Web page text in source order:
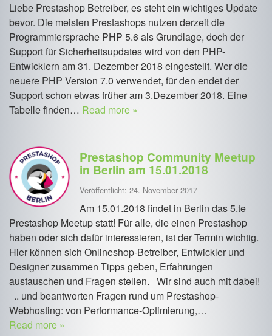
Liebe Prestashop Betreiber, es steht ein wichtiges Update
bevor. Die meisten Prestashops nutzen derzeit die
Programmiersprache PHP 5.6 als Grundlage, doch der
Support für Sicherheitsupdates wird von den PHP-
Entwicklern am 31. Dezember 2018 eingestellt. Wer die
neuere PHP Version 7.0 verwendet, für den endet der
Support schon etwas früher am 3.Dezember 2018. Eine
Tabelle finden… Read more »
Prestashop Community Meetup
in Berlin am 15.01.2018
Veröffentlicht: 24. November 2017
Am 15.01.2018 findet in Berlin das 5.te
Prestashop Meetup statt! Für alle, die einen Prestashop
haben oder sich dafür interessieren, ist der Termin wichtig.
Hier können sich Onlineshop-Betreiber, Entwickler und
Designer zusammen Tipps geben, Erfahrungen
austauschen und Fragen stellen. Wir sind auch mit dabei!
.. und beantworten Fragen rund um Prestashop-
Webhosting: von Performance-Optimierung,…
Read more »